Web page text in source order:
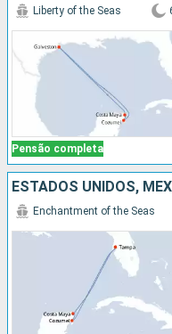
Pensão completa
Liberty of the Seas
ESTADOS UNIDOS,
Enchantment of the Seas